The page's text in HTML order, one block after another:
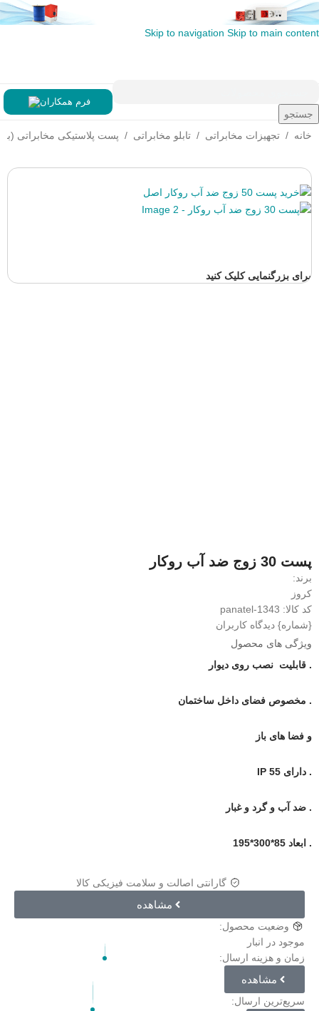
Skip to navigation Skip to main content
جستجو
فرم همکاران
خانه / تجهیزات مخابراتی / تابلو مخابراتی / پست پلاستیکی مخابراتی
برای بزرگنمایی کلیک کنید
پست 30 زوج ضد آب روکار
برند:
کروز
کد کالا: panatel-1343
{شماره} دیدگاه کاربران
ویژگی های محصول
. قابلیت نصب روی دیوار
. مخصوص فضای داخل ساختمان
و فضا های باز
. دارای IP 55
. ضد آب و گرد و غبار
. ابعاد 85*300*195
گارانتی اصالت و سلامت فیزیکی کالا
مشاهده
وضعیت محصول:
موجود در انبار
زمان و هزینه ارسال:
مشاهده
سریع‌ترین ارسال: